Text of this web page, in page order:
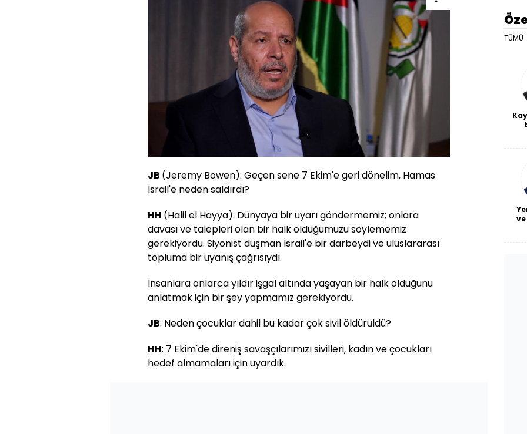
JB (Jeremy Bowen): Geçen sene 7 Ekim'e geri dönelim, Hamas
İsrail'e neden saldırdı?
HH (Halil el Hayya): Dünyaya bir uyarı göndermemiz; onlara
davası ve talepleri olan bir halk olduğumuzu söylememiz
gerekiyordu. Siyonist düşman İsrail'e bir darbeydi ve uluslararası
topluma bir uyanış çağrısıydı.
İnsanlara onlarca yıldır işgal altında yaşayan bir halk olduğunu
anlatmak için bir şey yapmamız gerekiyordu.
JB: Neden çocuklar dahil bu kadar çok sivil öldürüldü?
HH: 7 Ekim'de direniş savaşçılarımızı sivilleri, kadın ve çocukları
hedef almamaları için uyardık.
TÜMÜ